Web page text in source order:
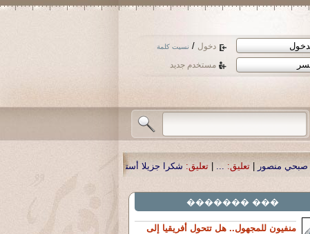
دخول / نسيت كلمة
مستخدم جديد
...
|تعليق: شكرا جزيلا أستاذ حمد الحمد .أكرمكم الله .
��� �������
منفيون للمجهول.. هل تتحول أفريقيا إلى